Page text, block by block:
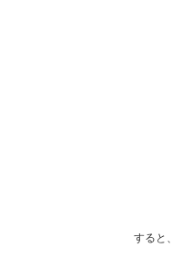
すると、